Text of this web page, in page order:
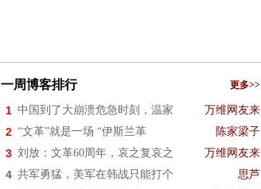
一周博客排行 更多>>
1 中国到了大崩溃危急时刻，温家 万维网友来
2 “文革”就是一场 “伊斯兰革 陈家梁子
3 刘放：文革60周年，哀之复哀之 万维网友来
4 共军勇猛，美军在韩战只能打个 思芦